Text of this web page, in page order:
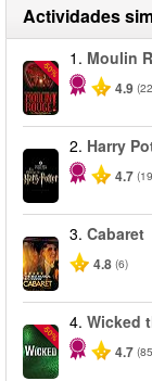
Actividades
-50%
1. Moulin
4.9
2. Harry
4.7
3. Cabaret
4.8 (6)
-50%
4. Wicked
4.7